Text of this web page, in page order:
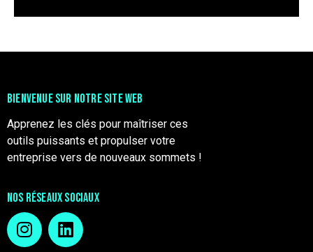
BIENVENUE SUR NOTRE SITE WEB
Apprenez les clés pour maîtriser ces
outils puissants et propulser votre
entreprise vers de nouveaux sommets !
NOS RÉSEAUX SOCIAUX